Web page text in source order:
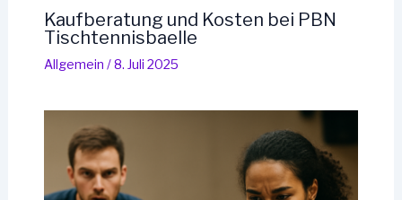
Kaufberatung und Kosten bei PBN
Tischtennisbaelle
Allgemein /8. Juli 2025